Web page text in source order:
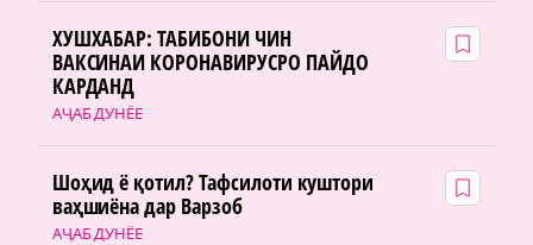
АҶАБ ДУНЁЕ
ХУШХАБАР: ТАБИБОНИ ЧИН
ВАКСИНАИ КОРОНАВИРУСРО ПАЙДО
КАРДАНД
АҶАБ ДУНЁЕ
Шоҳид ё қотил? Тафсилоти куштори
ваҳшиёна дар Варзоб